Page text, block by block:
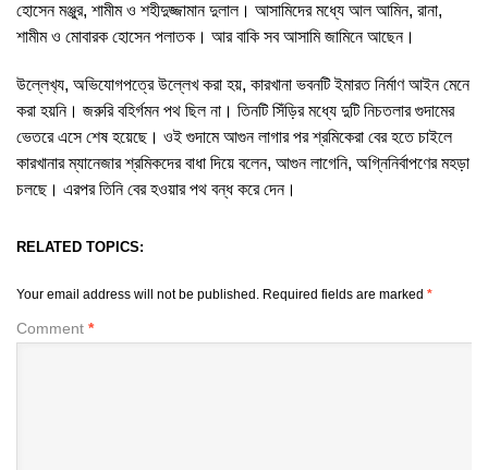
হোসেন মঞ্জুর, শামীম ও শহীদুজ্জামান দুলাল। আসামিদের মধ্যে আল আমিন, রানা,
শামীম ও মোবারক হোসেন পলাতক। আর বাকি সব আসামি জামিনে আছেন।
উল্লেখ‍্য, অভিযোগপত্রে উল্লেখ করা হয়, কারখানা ভবনটি ইমারত নির্মাণ আইন মেনে
করা হয়নি। জরুরি বহির্গমন পথ ছিল না। তিনটি সিঁড়ির মধ্যে দুটি নিচতলার গুদামের
ভেতরে এসে শেষ হয়েছে। ওই গুদামে আগুন লাগার পর শ্রমিকেরা বের হতে চাইলে
কারখানার ম্যানেজার শ্রমিকদের বাধা দিয়ে বলেন, আগুন লাগেনি, অগ্নিনির্বাপণের মহড়া
চলছে। এরপর তিনি বের হওয়ার পথ বন্ধ করে দেন।
RELATED TOPICS:
Your email address will not be published. Required fields are marked *
Comment *